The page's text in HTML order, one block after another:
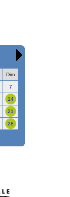
Dim
7
14
21
28